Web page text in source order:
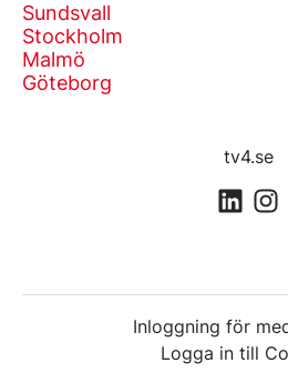
Sundsvall
Stockholm
Malmö
Göteborg
tv4.se
Inloggning för
Logga in till